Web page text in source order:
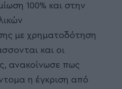
100% και στην
με χρηματοδότηση
και οι
ανακοίνωσε πως
η έγκριση από